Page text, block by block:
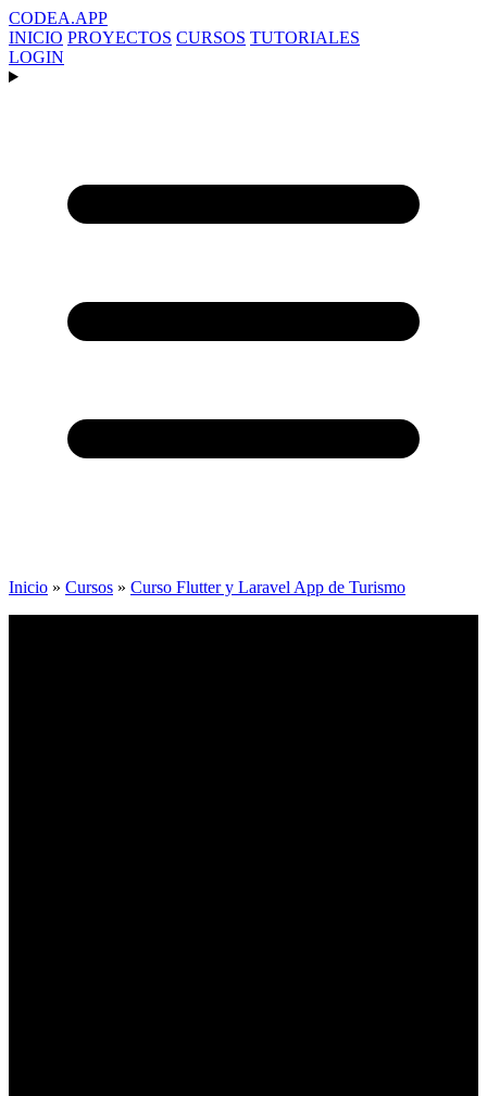
CODEA.APP
INICIO PROYECTOS CURSOS TUTORIALES
LOGIN
Inicio » Cursos » Curso Flutter y Laravel App de Turismo